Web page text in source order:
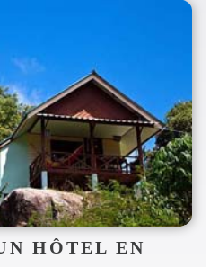
HÔTEL EN